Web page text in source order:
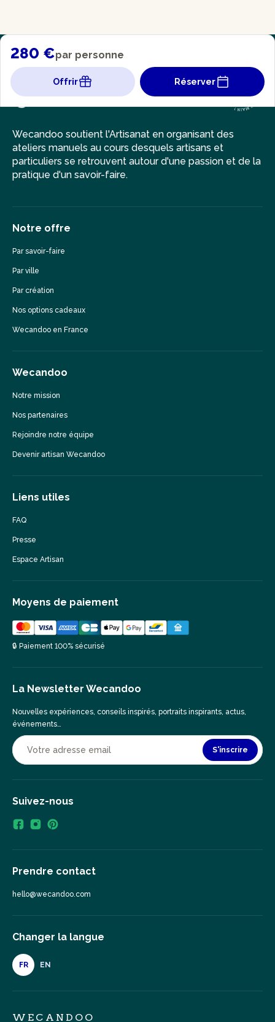
280 €par personne
Offrir Réserver
Wecandoo soutient l'Artisanat en organisant des
ateliers manuels au cours desquels artisans et
particuliers se retrouvent autour d'une passion et de la
pratique d'un savoir-faire.
Notre offre
Par savoir-faire
Par ville
Par création
Nos options cadeaux
Wecandoo en France
Wecandoo
Notre mission
Nos partenaires
Rejoindre notre équipe
Devenir artisan Wecandoo
Liens utiles
FAQ
Presse
Espace Artisan
Moyens de paiement
🔒 Paiement 100% sécurisé
La Newsletter Wecandoo
Nouvelles expériences, conseils inspirés, portraits inspirants, actus,
événements…
S'inscrire
Suivez-nous
Prendre contact
hello@wecandoo.com
Changer la langue
FR EN
WECANDOO